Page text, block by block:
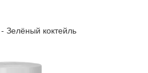
Зелёный коктейль